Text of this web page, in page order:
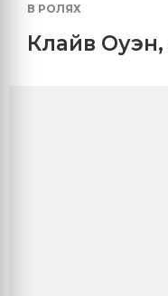
В РОЛЯХ
Клайв Оуэн,